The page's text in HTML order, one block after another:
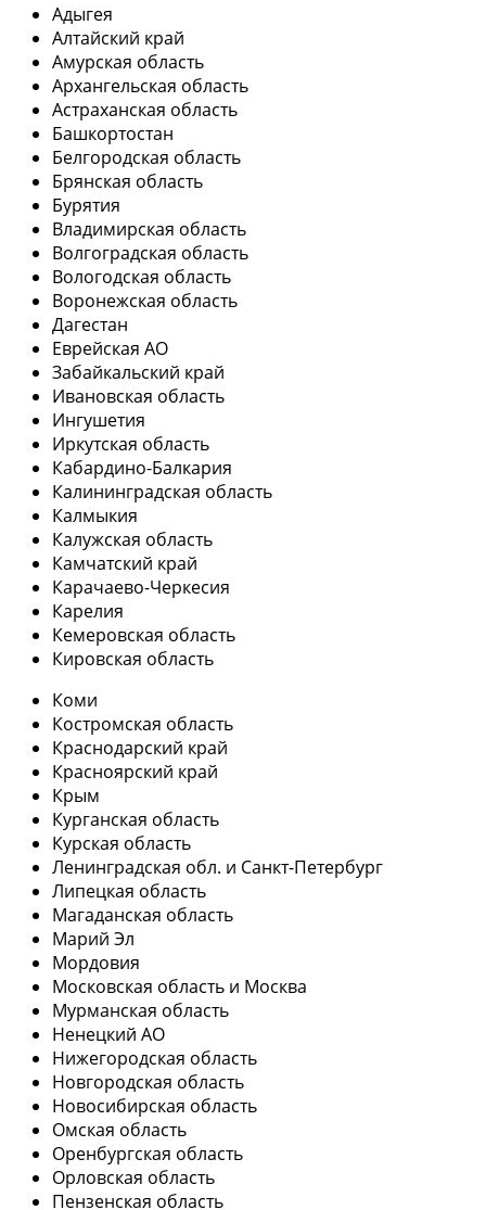
Адыгея
Алтайский край
Амурская область
Архангельская область
Астраханская область
Башкортостан
Белгородская область
Брянская область
Бурятия
Владимирская область
Волгоградская область
Вологодская область
Воронежская область
Дагестан
Еврейская АО
Забайкальский край
Ивановская область
Ингушетия
Иркутская область
Кабардино-Балкария
Калининградская область
Калмыкия
Калужская область
Камчатский край
Карачаево-Черкесия
Карелия
Кемеровская область
Кировская область
Коми
Костромская область
Краснодарский край
Красноярский край
Крым
Курганская область
Курская область
Ленинградская обл. и Санкт-Петербург
Липецкая область
Магаданская область
Марий Эл
Мордовия
Московская область и Москва
Мурманская область
Ненецкий АО
Нижегородская область
Новгородская область
Новосибирская область
Омская область
Оренбургская область
Орловская область
Пензенская область